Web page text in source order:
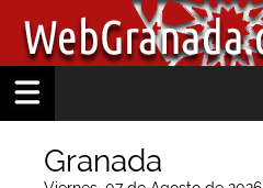
Granada